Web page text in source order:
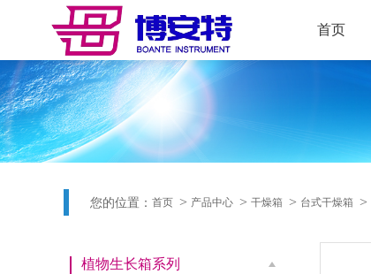
首页
您的位置： 首页 产品中心 干燥箱 台式干燥箱
植物生长箱系列